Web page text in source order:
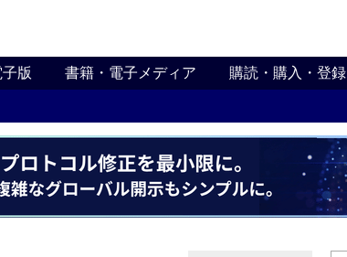
版 書籍・電子メディア 購読・購入・登録